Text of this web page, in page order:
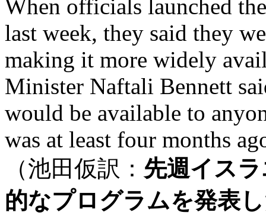
When officials launched
last week, they said they
making it more widely
Minister Naftali Bennett
would be available to
was at least four months
（池田仮訳： 先週イス
的なプログラムを発表